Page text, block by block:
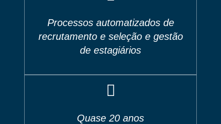
Processos automatizados de
recrutamento e seleção e gestão
de estagiários
Quase 20 anos